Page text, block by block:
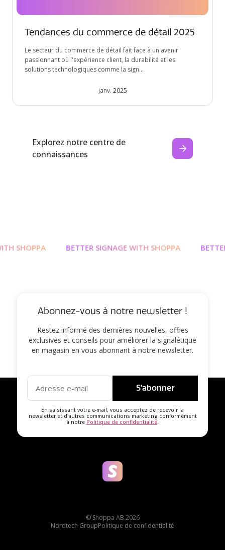
Tendances du commerce de détail 2025
Le secteur du commerce de détail fait face à un avenir
passionnant où l'expérience client, la durabilité et les
solutions technologiques comme la sign...
janv. 2025
Explorez notre centre de
connaissances
SHOPPA BETTER SIGNAGE WITH SHOPPA
Abonnez-vous à notre newsletter !
Restez informé des dernières nouvelles, offres
exclusives et conseils pour améliorer la signalétique
en magasin en vous abonnant à notre newsletter.
S'abonner
En saisissant votre e-mail, vous acceptez de recevoir la
newsletter et d'autres communications marketing conformément
à notre Politique de confidentialité
© Shoppa AB 2026
Nordtech GroupPolitique de confidentialité